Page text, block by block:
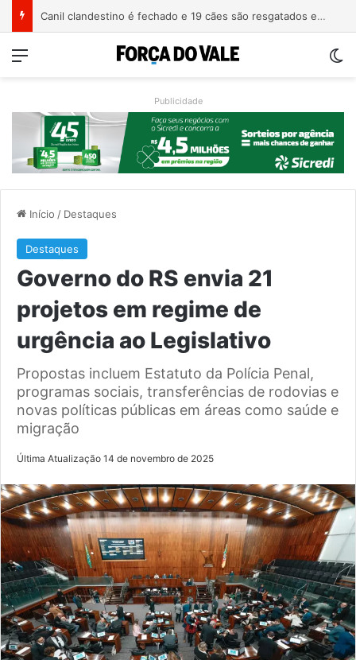
Canil clandestino é fechado e 19 cães são resgatados em Canoas
Menu
Publicidade
Início / Destaques
Destaques
Governo do RS envia 21
projetos em regime de
urgência ao Legislativo
Propostas incluem Estatuto da Polícia Penal,
programas sociais, transferências de rodovias e
novas políticas públicas em áreas como saúde e
migração
Última Atualização 14 de novembro de 2025